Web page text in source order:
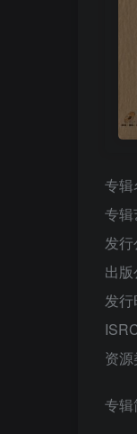
专辑
专辑
发
出
发
资
专辑